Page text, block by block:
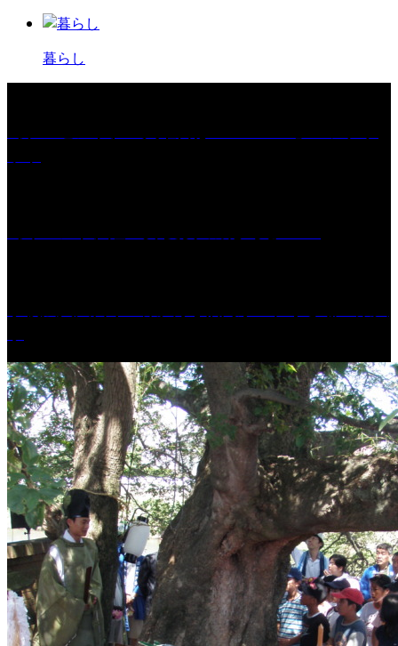
暮らし